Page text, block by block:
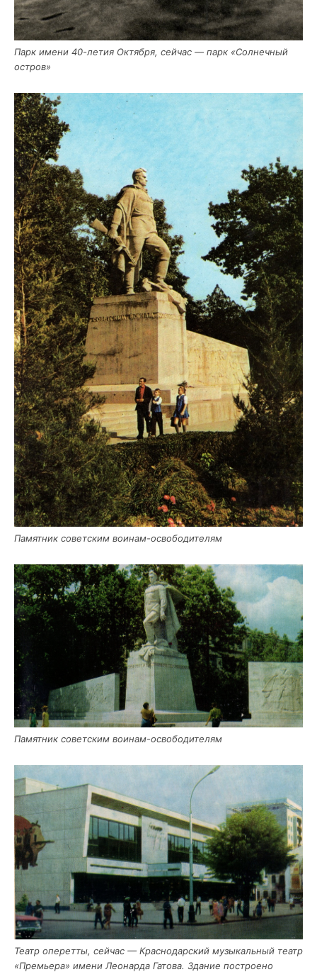
Парк име­ни 40-летия Октяб­ря, сей­час — парк «Сол­неч­ный
остров»
Памят­ник совет­ским воинам-освободителям
Памят­ник совет­ским воинам-освободителям
Театр опе­рет­ты, сей­час — Крас­но­дар­ский музы­каль­ный театр
«Пре­мье­ра» име­ни Лео­нар­да Гато­ва. Зда­ние постро­е­но